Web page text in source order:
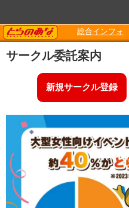
TORANOANA
総合インフォ
サークル委託案内
新規サークル登録